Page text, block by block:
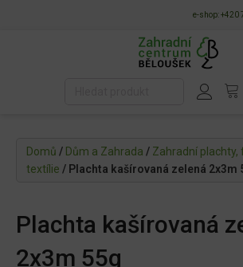
e-shop: +420
Domů / Dům a Zahrada / Zahradní plachty,
textílie / Plachta kašírovaná zelená 2x3m
Plachta kašírovaná
2x3m 55g